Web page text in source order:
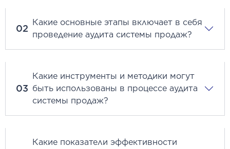
02
Какие основные этапы включает в себя
проведение аудита системы продаж?
03
Какие инструменты и методики могут
быть использованы в процессе аудита
системы продаж?
Какие показатели эффективности